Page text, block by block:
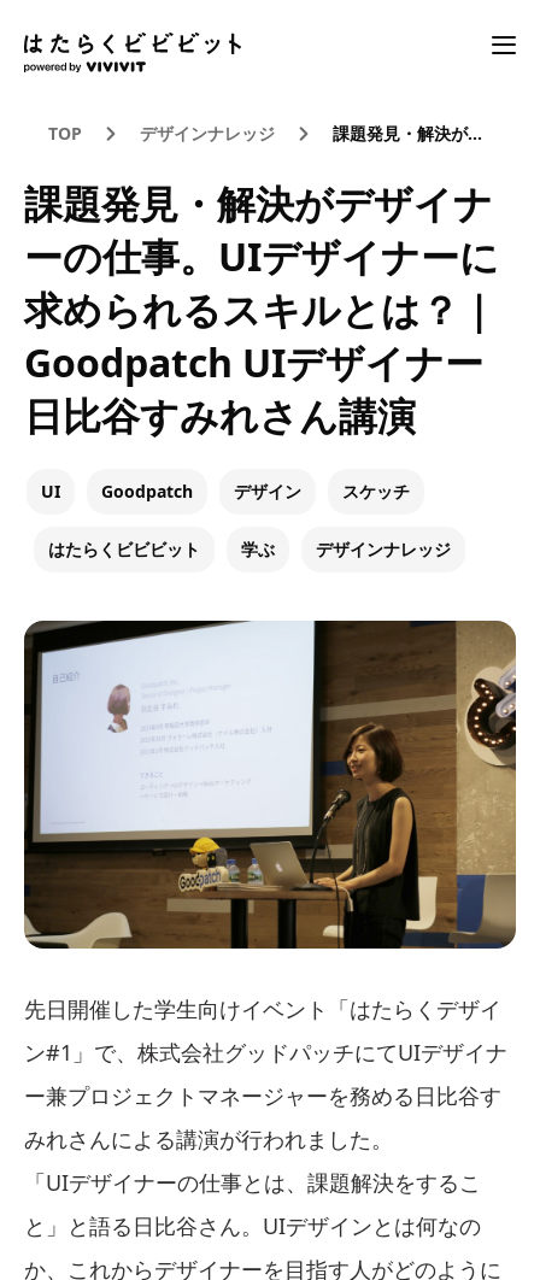
TOP デザインナレッジ 課題発見・解決がデザイナーの仕事。UIデザイナーに求められるスキルとは？｜Goodpatch UIデザイナー日比谷すみれさん講演
課題発見・解決がデザイナ
ーの仕事。UIデザイナーに
求められるスキルとは？｜
Goodpatch UIデザイナー
日比谷すみれさん講演
UI Goodpatch デザイン スケッチ
はたらくビビビット 学ぶ デザインナレッジ
先日開催した学生向けイベント「はたらくデザイ
ン#1」で、株式会社グッドパッチにてUIデザイナ
ー兼プロジェクトマネージャーを務める日比谷す
みれさんによる講演が行われました。
「UIデザイナーの仕事とは、課題解決をするこ
と」と語る日比谷さん。UIデザインとは何なの
か、これからデザイナーを目指す人がどのように